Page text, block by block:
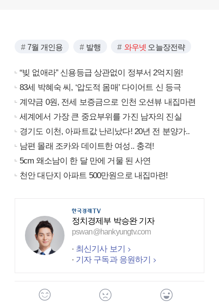
7월 개인용 발행 와우넷 오늘장전략
“빚 없애라” 신용등급 상관없이 정부서 2억지원!
83세 박혜숙 씨, ‘압도적 몸매’ 다이어트 신 등극
계약금 0원, 전세 보증금으로 인천 오션뷰 내집마련
세계에서 가장 큰 중요부위를 가진 남자의 진실
경기도 이천, 아파트값 난리났다! 20년 전 분양가..
남편 몰래 조카와 데이트한 여성.. 충격!
5cm 왜소남이 한 달 만에 거물 된 사연
천안 대단지 아파트 500만원으로 내집마련!
정치경제부 박승완 기자
pswan@hankyungtv.com
최신기사 보기
기자 구독과 응원하기